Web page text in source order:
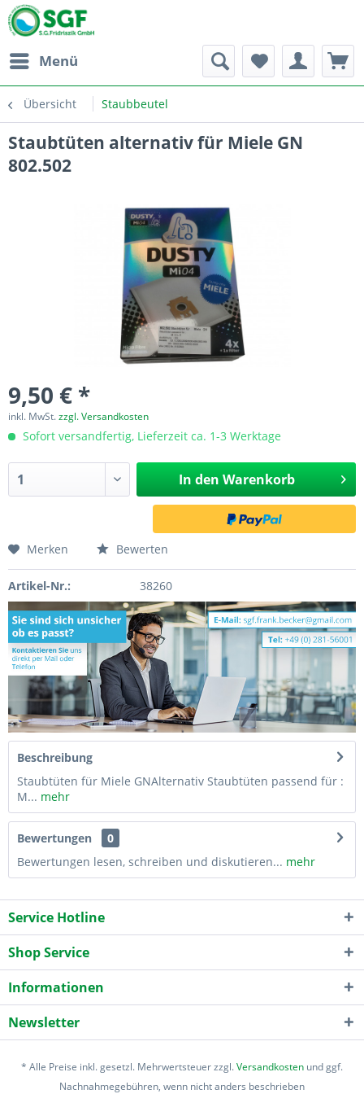
Menü
Übersicht Staubbeutel
Staubtüten alternativ für Miele GN
802.502
9,50 € *
inkl. MwSt.zzgl. Versandkosten
Sofort versandfertig, Lieferzeit ca. 1-3 Werktage
In den Warenkorb
Merken Bewerten
Artikel-Nr.: 38260
Beschreibung
Staubtüten für Miele GNAlternativ Staubtüten passend für :
M... mehr
Bewertungen
0
Bewertungen lesen, schreiben und diskutieren... mehr
Service Hotline
Shop Service
Informationen
Newsletter
* Alle Preise inkl. gesetzl. Mehrwertsteuer zzgl.Versandkosten und ggf.
Nachnahmegebühren, wenn nicht anders beschrieben